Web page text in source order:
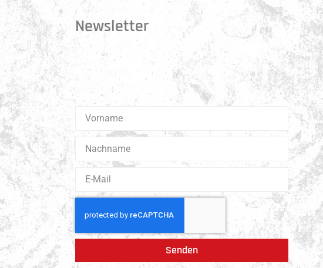
Newsletter
Erhalte 1x pro Quartal unsere News in dein Postfach.
Darüber hinaus teilen wir gerne Spannendes und
Lehrreiches aus der Welt des Muay Thai Boxen.
Senden